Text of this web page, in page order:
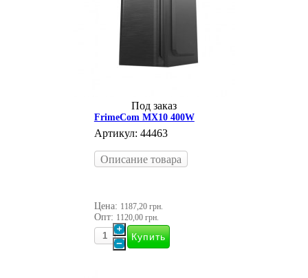
Под заказ
FrimeCom MX10 400W
Артикул: 44463
Описание товара
Цена: 1187,20 грн.
Опт: 1120,00 грн.